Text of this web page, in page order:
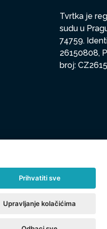
Tvrtka je
sudu u
74759.
26150808,
broj:
Prihvatiti sve
Upravljanje kolačićima